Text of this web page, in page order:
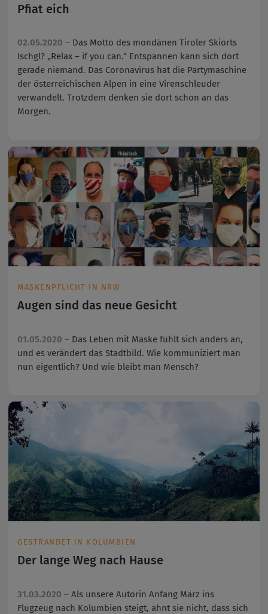
Pfiat eich
02.05.2020 – Das Motto des mondänen Tiroler Skiorts
Ischgl? „Relax – if you can.“ Entspannen kann sich dort
gerade niemand. Das Coronavirus hat die Partymaschine
der österreichischen Alpen in eine Virenschleuder
verwandelt. Trotzdem denken sie dort schon an das
Morgen.
MASKENPFLICHT IN NRW
Augen sind das neue Gesicht
01.05.2020 – Das Leben mit Maske fühlt sich anders an,
und es verändert das Stadtbild. Wie kommuniziert man
nun eigentlich? Und wie bleibt man Mensch?
GESTRANDET IN KOLUMBIEN
Der lange Weg nach Hause
31.03.2020 – Als unsere Autorin Anfang März ins
Flugzeug nach Kolumbien steigt, ahnt sie nicht, dass sich